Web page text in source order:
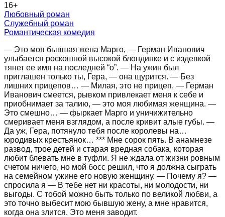
16+
Любовный роман
Служебный роман
Романтическая комедия
— Это моя бывшая жена Марго, — Герман Иванович
улыбается роскошной высокой блондинке и с издевкой
тянет ее имя на последней “о”. — На ужин был
приглашен только ты, Гера, — она щурится. — Без
лишних прицепов… — Милая, это не прицеп, — Герман
Иванович смеется, рывком привлекает меня к себе и
приобнимает за талию, — это моя любимая женщина. —
Это смешно… — фыркает Марго и уничижительно
смеривает меня взглядом, а после кривит алые губы. —
Да уж, Гера, потянуло тебя после королевы на…
юродивых крестьянок… *** Мне сорок пять. В анамнезе
развод, трое детей и старая вредная собака, которая
любит блевать мне в туфли. Я не ждала от жизни ровным
счетом ничего, но мой босс решил, что я должна сыграть
на семейном ужине его новую женщину. — Почему я? —
спросила я — В тебе нет ни красоты, ни молодости, ни
выгоды. С тобой можно быть только по великой любви, а
это точно выбесит мою бывшую жену, а мне нравится,
когда она злится. Это меня заводит.